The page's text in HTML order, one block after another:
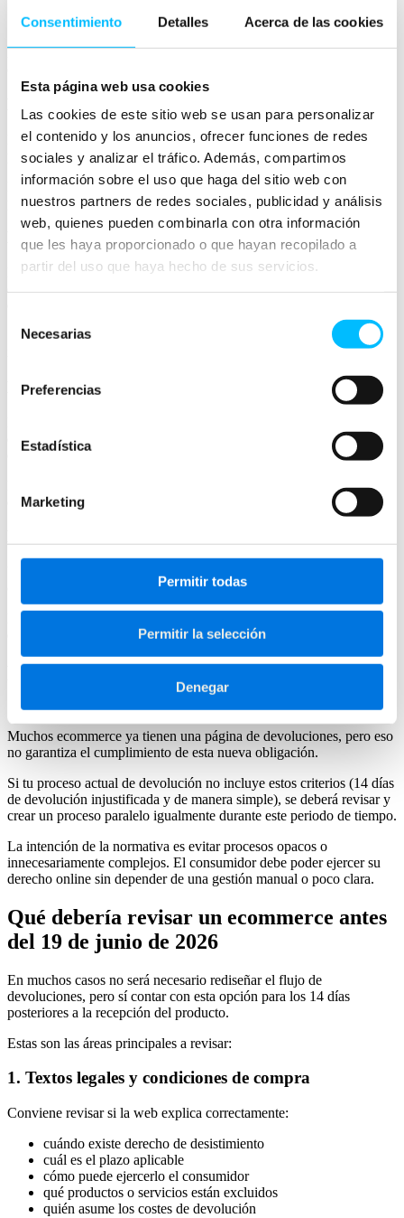
Consentimiento Detalles Acerca de las cookies
Esta página web usa cookies
Las cookies de este sitio web se usan para personalizar
el contenido y los anuncios, ofrecer funciones de redes
sociales y analizar el tráfico. Además, compartimos
información sobre el uso que haga del sitio web con
nuestros partners de redes sociales, publicidad y análisis
web, quienes pueden combinarla con otra información
que les haya proporcionado o que hayan recopilado a
partir del uso que haya hecho de sus servicios.
Necesarias
Preferencias
Estadística
Marketing
Permitir todas
Permitir la selección
Denegar
una funcionalidad integrada en el historial de compras.
Lo importante es que el proceso sea fácil de encontrar, fácil de
La opción no debería estar escondida en un PDF legal, en una
página difícil de localizar o únicamente en las condiciones generales.
El usuario debe poder encontrarla de forma sencilla durante todo el
plazo de desistimiento.
Debe identificar el pedido
El ecommerce necesita relacionar la solicitud con una compra
concreta. Para ello, el usuario debería poder introducir o confirmar
Si el cliente está logueado, lo recomendable es reducir al mínimo la
Debe incluir una confirmación expresa
ejemplo, una pantalla resumen antes de enviar la solicitud
definitivamente.
Esto evita errores y aporta seguridad tanto al consumidor como al
ecommerce.
confirmación en un soporte duradero, normalmente por email.
Este punto es clave para dejar constancia de que el derecho se ha
Por qué no basta con tener una página de
Muchos ecommerce ya tienen una página de devoluciones, pero eso
no garantiza el cumplimiento de esta nueva obligación.
Si tu proceso actual de devolución no incluye estos criterios (14 días
de devolución injustificada y de manera simple), se deberá revisar y
crear un proceso paralelo igualmente durante este periodo de tiempo.
La intención de la normativa es evitar procesos opacos o
innecesariamente complejos. El consumidor debe poder ejercer su
derecho online sin depender de una gestión manual o poco clara.
Qué debería revisar un ecommerce antes
del 19 de junio de 2026
En muchos casos no será necesario rediseñar el flujo de
devoluciones, pero sí contar con esta opción para los 14 días
posteriores a la recepción del producto.
Estas son las áreas principales a revisar:
1. Textos legales y condiciones de compra
Conviene revisar si la web explica correctamente:
cuándo existe derecho de desistimiento
cuál es el plazo aplicable
cómo puede ejercerlo el consumidor
qué productos o servicios están excluidos
quién asume los costes de devolución